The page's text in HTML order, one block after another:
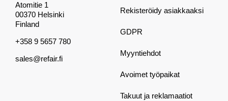
Atomitie 1
00370 Helsinki
Finland
+358 9 5657 780
sales@refair.fi
Rekisteröidy asiakkaaksi
GDPR
Myyntiehdot
Avoimet työpaikat
Takuut ja reklamaatiot